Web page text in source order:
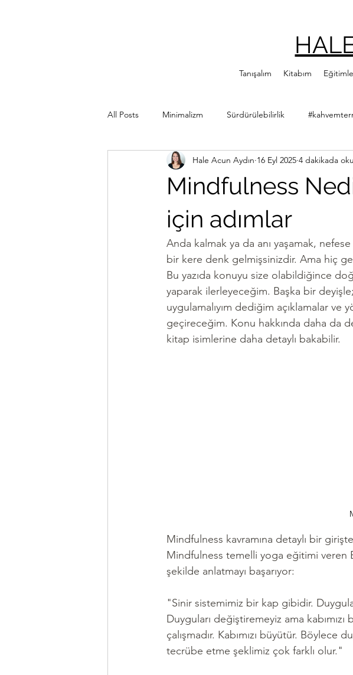
Tanışalım Kitabım
All Posts Minimalizm Sürdürülebilirlik
Minimalist Seyahat İlham Verenler Minimalist
Sürdürülebilir Mutfak Rutinler
Mindfulness
için adımlar
Hale Acun Aydın 16 Eyl 2025 4 dakikada
Anda kalmak ya da anı yaşamak,
bir kere denk gelmişsinizdir. Ama hiç
Bu yazıda konuyu size olabildiğince
yaparak ilerleyeceğim. Başka bir
uygulamalıyım dediğim açıklamalar ve
geçireceğim. Konu hakkında daha da
kitap isimlerine daha detaylı bakabilir.
Mindfulness kavramına detaylı bir
Mindfulness temelli yoga eğitimi veren
şekilde anlatmayı başarıyor:
"Sinir sistemimiz bir kap gibidir.
Duyguları değiştiremeyiz ama
çalışmadır. Kabımızı büyütür. Böylece
tecrübe etme şeklimiz çok farklı olur."